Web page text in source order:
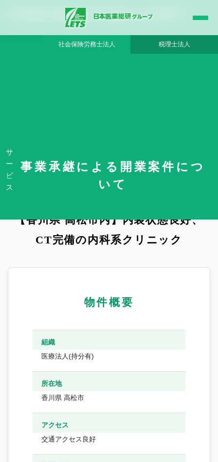
【香川県 高松市内】内装状態良好、CT完備の内科系クリニック - 日本医業総研グル
ープ |日本医業総研｜医院開業・承継・クリニック経営支援・医療モール開発
社会保険労務士法人 税理士法人
サ
ー
ビ
ス
事業承継による開業案件につ
いて
グループ
No. 10062
【香川県 高松市内】内装状態良好、
CT完備の内科系クリニック
物件概要
組織
医療法人(持分有)
所在地
香川県 高松市
アクセス
交通アクセス良好